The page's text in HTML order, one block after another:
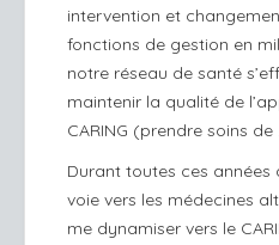
intervention et
fonctions de gestion en
notre réseau de santé
maintenir la qualité de
CARING (prendre soins de
Durant toutes ces
voie vers les médecines
me dynamiser vers le